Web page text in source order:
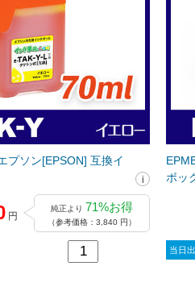
プソン[EPSON] 互換イ
円
純正より 71%お得
（参考価格：3,840 円）
ボッ
当日